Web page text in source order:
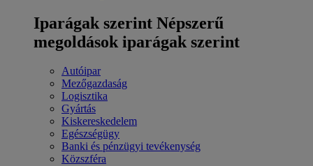
Iparágak szerint Népszerű
megoldások iparágak szerint
Autóipar
Mezőgazdaság
Logisztika
Gyártás
Kiskereskedelem
Egészségügy
Banki és pénzügyi tevékenység
Közszféra